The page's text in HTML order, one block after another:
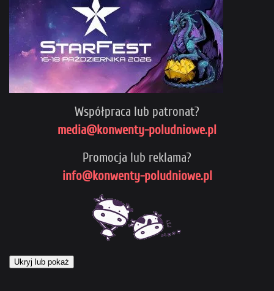
Współpraca lub patronat?
media@konwenty-poludniowe.pl
Promocja lub reklama?
info@konwenty-poludniowe.pl
Ukryj lub pokaż